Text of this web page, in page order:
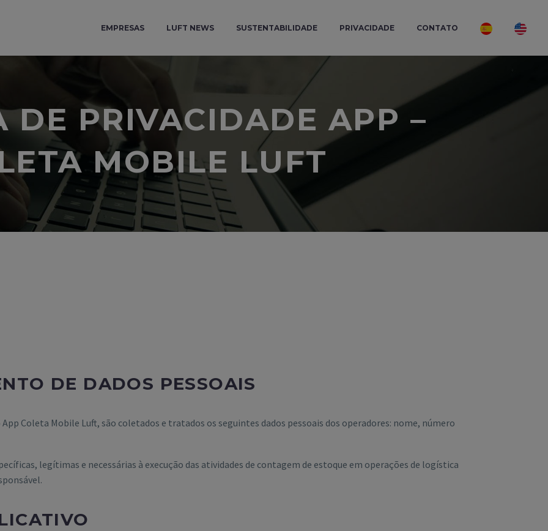
EMPRESAS LUFT NEWS SUSTENTABILIDADE PRIVACIDADE CONTATO
DE PRIVACIDADE APP –
MOBILE LUFT
DE DADOS PESSOAIS
Coleta Mobile Luft, são coletados e tratados os seguintes dados pessoais dos operadores: nome, número
legítimas e necessárias à execução das atividades de contagem de estoque em operações de logística